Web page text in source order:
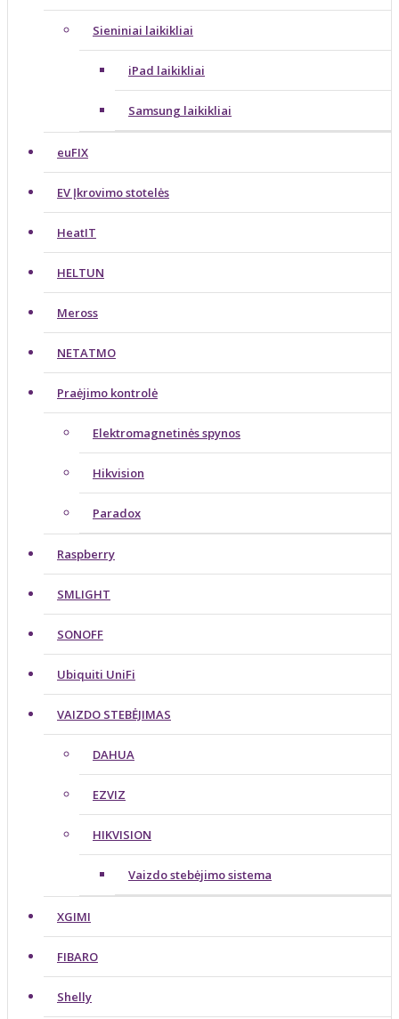
Sieniniai laikikliai
iPad laikikliai
Samsung laikikliai
euFIX
EV Įkrovimo stotelės
HeatIT
HELTUN
Meross
NETATMO
Praėjimo kontrolė
Elektromagnetinės spynos
Hikvision
Paradox
Raspberry
SMLIGHT
SONOFF
Ubiquiti UniFi
VAIZDO STEBĖJIMAS
DAHUA
EZVIZ
HIKVISION
Vaizdo stebėjimo sistema
XGIMI
FIBARO
Shelly